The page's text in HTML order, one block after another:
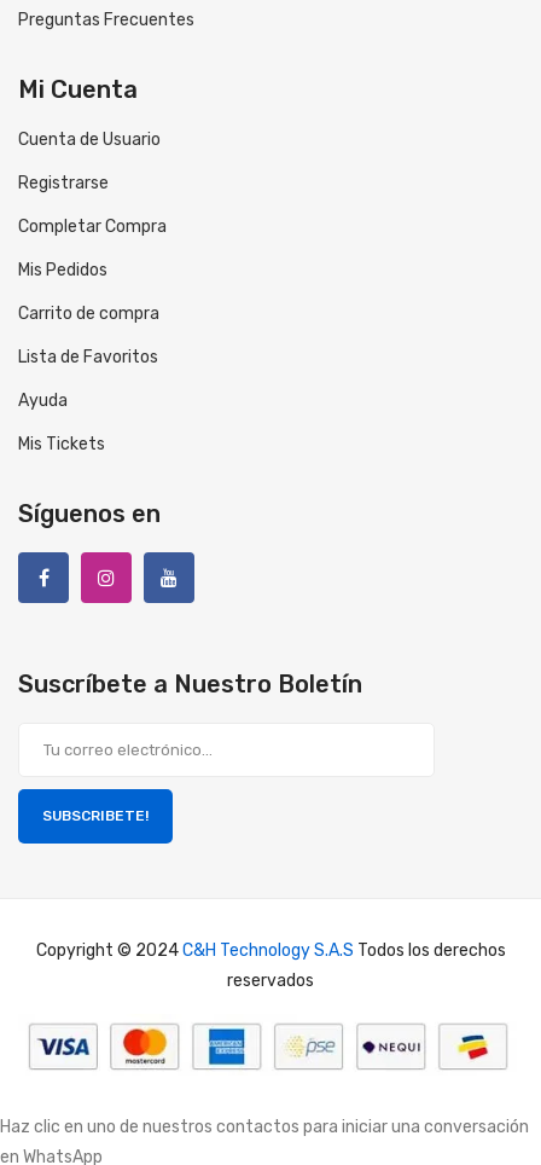
Preguntas Frecuentes
Mi Cuenta
Cuenta de Usuario
Registrarse
Completar Compra
Mis Pedidos
Carrito de compra
Lista de Favoritos
Ayuda
Mis Tickets
Síguenos en
Suscríbete a Nuestro Boletín
SUBSCRIBETE!
Copyright © 2024C&H Technology S.A.S Todos los derechos
reservados
Haz clic en uno de nuestros contactos para iniciar una conversación
en WhatsApp